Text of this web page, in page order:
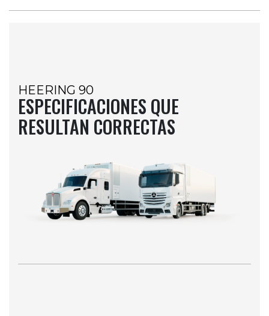
HEERING 90
ESPECIFICACIONES QUE
RESULTAN CORRECTAS